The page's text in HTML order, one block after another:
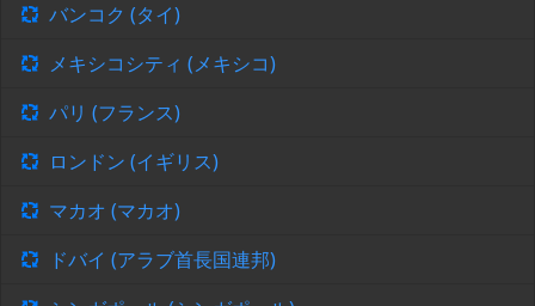
バンコク (タイ)
メキシコシティ (メキシコ)
パリ (フランス)
ロンドン (イギリス)
マカオ (マカオ)
ドバイ (アラブ首長国連邦)